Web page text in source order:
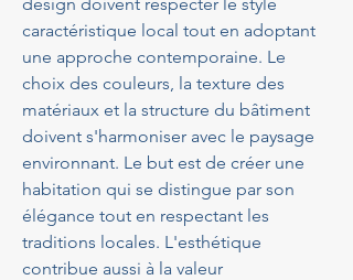
caractéristique local tout en adoptant
une approche contemporaine. Le
choix des couleurs, la texture des
matériaux et la structure du bâtiment
doivent s'harmoniser avec le paysage
environnant. Le but est de créer une
habitation qui se distingue par son
élégance tout en respectant les
traditions locales. L'esthétique
contribue aussi à la valeur